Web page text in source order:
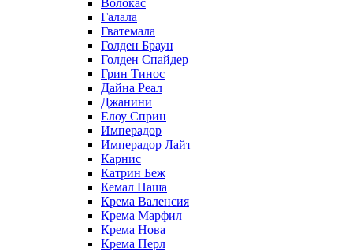
Волокас
Галала
Гватемала
Голден Браун
Голден Спайдер
Грин Тинос
Дайна Реал
Джанини
Елоу Сприн
Имперадор
Имперадор Лайт
Карнис
Катрин Беж
Кемал Паша
Крема Валенсия
Крема Марфил
Крема Нова
Крема Перл